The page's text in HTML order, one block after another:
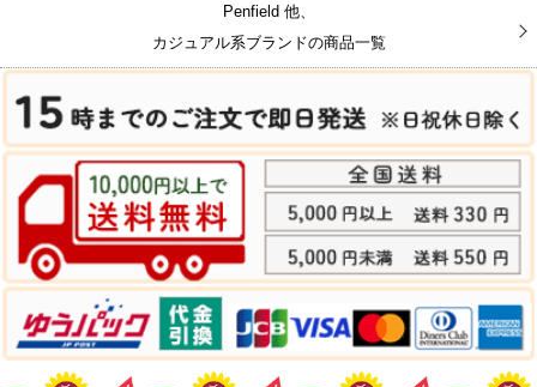
Penfield 他、
カジュアル系ブランドの商品一覧